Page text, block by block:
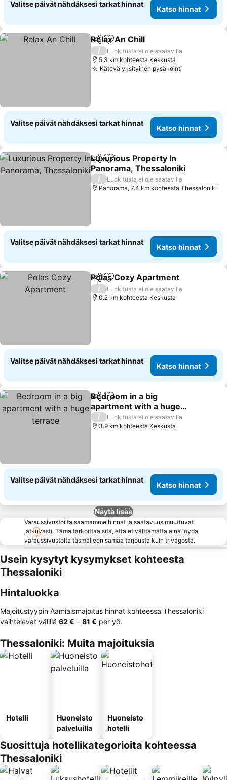
Valitse päivät nähdäksesi tarkat hinnat
Katso hinnat
Jaa Lisää suosikkeihin
Relax An Chill
/
Luokitusta ei ole saatavilla
5.3 km kohteesta Keskusta
Kätevä yksityinen pysäköinti
Valitse päivät nähdäksesi tarkat hinnat
Katso hinnat
Jaa Lisää suosikkeihin
Luxurious Property In
Panorama, Thessaloniki
Katso hinnat
/
Luokitusta ei ole saatavilla
Panorama, 7.4 km kohteesta Thessaloniki
Valitse päivät nähdäksesi tarkat hinnat
Katso hinnat
Jaa Lisää suosikkeihin
Polas Cozy Apartment
/
Luokitusta ei ole saatavilla
0.2 km kohteesta Keskusta
Valitse päivät nähdäksesi tarkat hinnat
Katso hinnat
Jaa Lisää suosikkeihin
Bedroom in a big
apartment with a huge
terrace
Katso hinnat
/
Luokitusta ei ole saatavilla
3.9 km kohteesta Keskusta
Valitse päivät nähdäksesi tarkat hinnat
Katso hinnat
Näytä lisää
Varaussivustoilta saamamme hinnat ja saatavuus muuttuvat
jatkuvasti. Tämä tarkoittaa sitä, että et välttämättä aina löydä
varaussivustolta täsmälleen samaa tarjousta kuin trivagosta.
Usein kysytyt kysymykset kohteesta
Thessaloniki
Hintaluokka
Majoitustyypin Aamiaismajoitus hinnat kohteessa Thessaloniki
vaihtelevat välillä ‎62 € – ‎81 € per yö.
Thessaloniki: Muita majoituksia
Hotelli
Huoneisto
palveluilla
Huoneisto
hotelli
Suosittuja hotellikategorioita kohteessa
Thessaloniki